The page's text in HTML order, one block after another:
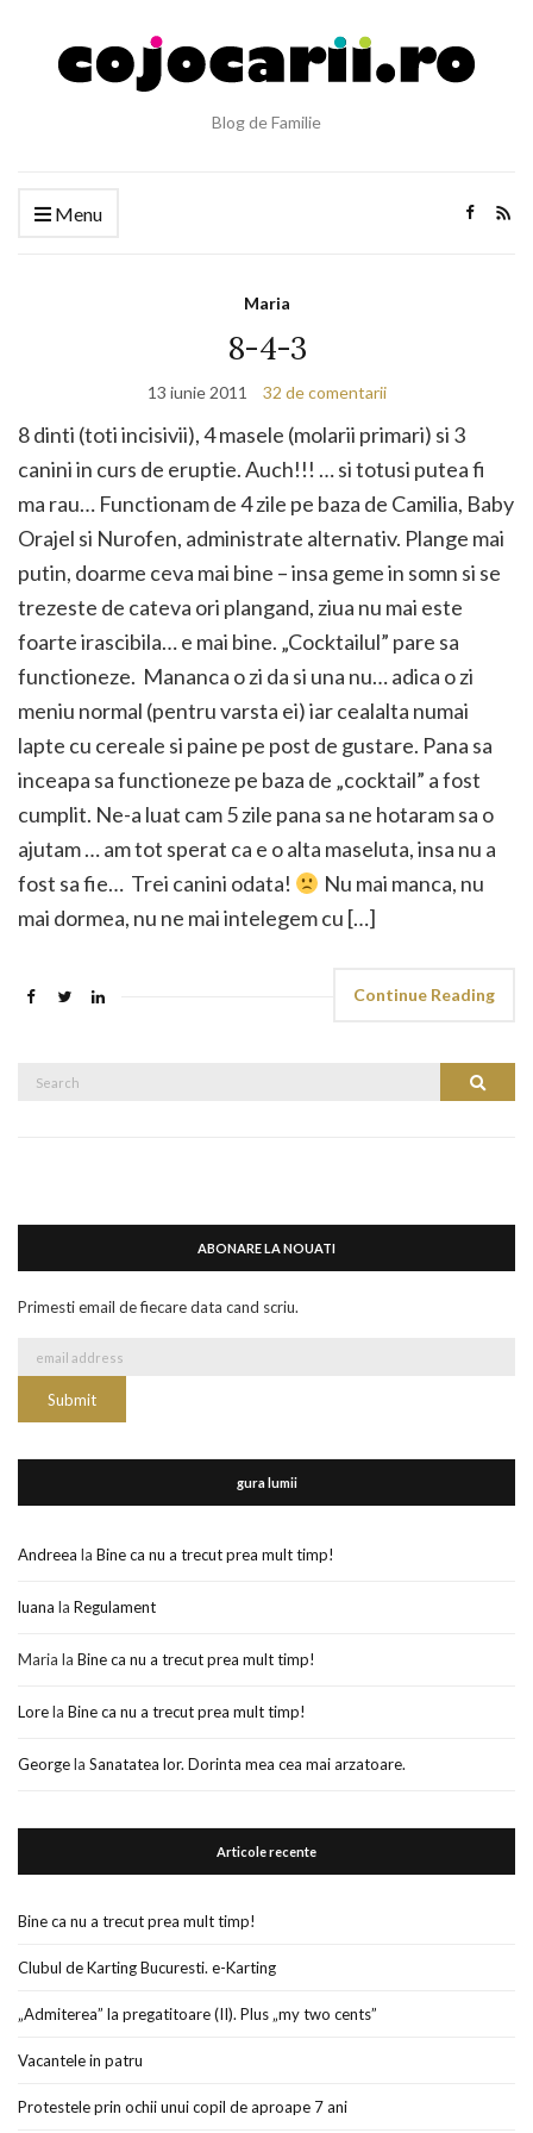
Blog de Familie
Menu
Maria
8-4-3
13 iunie 2011 32 de comentarii
8 dinti (toti incisivii), 4 masele (molarii primari) si 3
canini in curs de eruptie. Auch!!! … si totusi putea fi
ma rau… Functionam de 4 zile pe baza de Camilia, Baby
Orajel si Nurofen, administrate alternativ. Plange mai
putin, doarme ceva mai bine – insa geme in somn si se
trezeste de cateva ori plangand, ziua nu mai este
foarte irascibila… e mai bine. „Cocktailul” pare sa
functioneze. Mananca o zi da si una nu… adica o zi
meniu normal (pentru varsta ei) iar cealalta numai
lapte cu cereale si paine pe post de gustare. Pana sa
inceapa sa functioneze pe baza de „cocktail” a fost
cumplit. Ne-a luat cam 5 zile pana sa ne hotaram sa o
ajutam … am tot sperat ca e o alta maseluta, insa nu a
fost sa fie… Trei canini odata!
Nu mai manca, nu
mai dormea, nu ne mai intelegem cu […]
Continue Reading
Search
ABONARE LA NOUATI
Primesti email de fiecare data cand scriu.
gura lumii
Andreea la Bine ca nu a trecut prea mult timp!
luana la Regulament
Maria la Bine ca nu a trecut prea mult timp!
Lorela Bine ca nu a trecut prea mult timp!
Georgela Sanatatea lor. Dorinta mea cea mai arzatoare.
Articole recente
Bine ca nu a trecut prea mult timp!
Clubul de Karting Bucuresti. e-Karting
„Admiterea” la pregatitoare (II). Plus „my two cents”
Vacantele in patru
Protestele prin ochii unui copil de aproape 7 ani